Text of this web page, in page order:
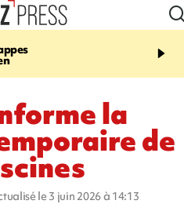
17:14
Quatre
européennes pour les
la
de
le 3 juin 2026 à 14:13